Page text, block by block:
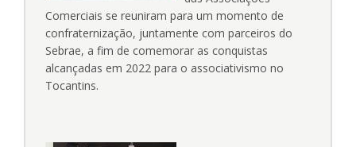
Comerciais se reuniram para um momento de
confraternização, juntamente com parceiros do
Sebrae, a fim de comemorar as conquistas
alcançadas em 2022 para o associativismo no
Tocantins.